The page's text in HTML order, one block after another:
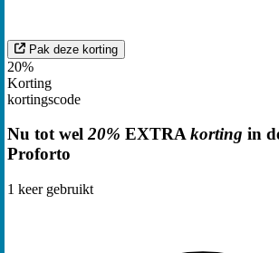
Pak deze korting
20%
Korting
kortingscode
Nu tot wel20% EXTRAkorting in
Proforto
1 keer gebruikt